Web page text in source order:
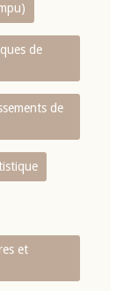
de
de
et